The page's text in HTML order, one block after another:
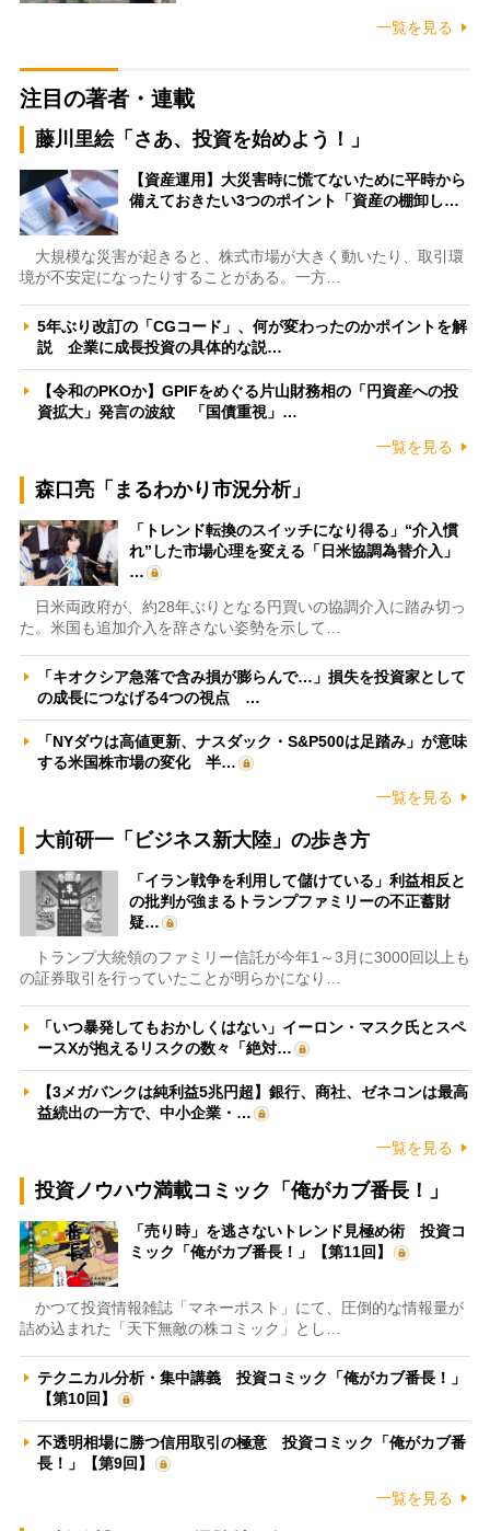
一覧を見る
注目の著者・連載
藤川里絵「さあ、投資を始めよう！」
【資産運用】大災害時に慌てないために平時から
備えておきたい3つのポイント「資産の棚卸し…
大規模な災害が起きると、株式市場が大きく動いたり、取引環
境が不安定になったりすることがある。一方…
5年ぶり改訂の「CGコード」、何が変わったのかポイントを解
説 企業に成長投資の具体的な説…
【令和のPKOか】GPIFをめぐる片山財務相の「円資産への投
資拡大」発言の波紋 「国債重視」…
一覧を見る
森口亮「まるわかり市況分析」
「トレンド転換のスイッチになり得る」“介入慣
れ”した市場心理を変える「日米協調為替介入」
…
日米両政府が、約28年ぶりとなる円買いの協調介入に踏み切っ
た。米国も追加介入を辞さない姿勢を示して…
「キオクシア急落で含み損が膨らんで…」損失を投資家として
の成長につなげる4つの視点 …
「NYダウは高値更新、ナスダック・S&P500は足踏み」が意味
する米国株市場の変化 半…
一覧を見る
大前研一「ビジネス新大陸」の歩き方
「イラン戦争を利用して儲けている」利益相反と
の批判が強まるトランプファミリーの不正蓄財
疑…
トランプ大統領のファミリー信託が今年1～3月に3000回以上も
の証券取引を行っていたことが明らかになり…
「いつ暴発してもおかしくはない」イーロン・マスク氏とスペ
ースXが抱えるリスクの数々「絶対…
【3メガバンクは純利益5兆円超】銀行、商社、ゼネコンは最高
益続出の一方で、中小企業・…
一覧を見る
投資ノウハウ満載コミック「俺がカブ番長！」
「売り時」を逃さないトレンド見極め術 投資コ
ミック「俺がカブ番長！」【第11回】
かつて投資情報雑誌「マネーポスト」にて、圧倒的な情報量が
詰め込まれた「天下無敵の株コミック」とし…
テクニカル分析・集中講義 投資コミック「俺がカブ番長！」
【第10回】
不透明相場に勝つ信用取引の極意 投資コミック「俺がカブ番
長！」【第9回】
一覧を見る